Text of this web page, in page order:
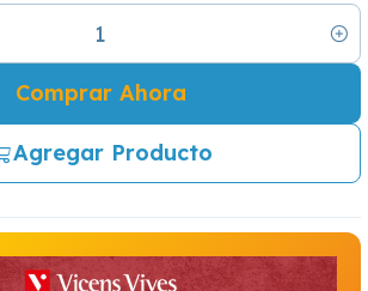
Agregar Producto
Comprar Ahora